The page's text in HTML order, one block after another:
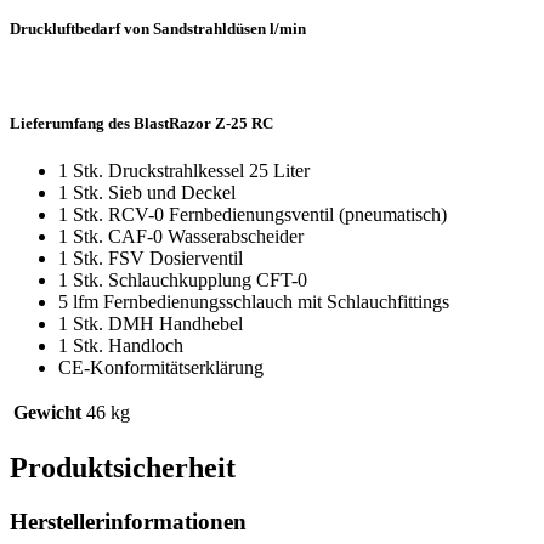
Druckluftbedarf von Sandstrahldüsen l/min
Lieferumfang des BlastRazor Z-25 RC
1 Stk. Druckstrahlkessel 25 Liter
1 Stk. Sieb und Deckel
1 Stk. RCV-0 Fernbedienungsventil (pneumatisch)
1 Stk. CAF-0 Wasserabscheider
1 Stk. FSV Dosierventil
1 Stk. Schlauchkupplung CFT-0
5 lfm Fernbedienungsschlauch mit Schlauchfittings
1 Stk. DMH Handhebel
1 Stk. Handloch
CE-Konformitätserklärung
Gewicht 46 kg
Produktsicherheit
Herstellerinformationen